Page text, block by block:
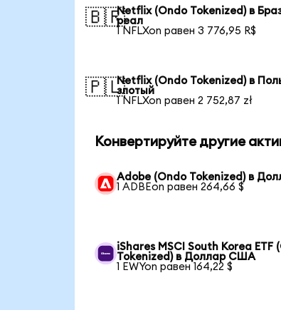
🇧🇷Netflix (Ondo Tokenized) в
реал
1 NFLXon равен 3 776,95 R$
🇵🇱Netflix (Ondo Tokenized) в
злотый
1 NFLXon равен 2 752,87 zł
Конвертируйте другие
Adobe (Ondo Tokenized) в
1 ADBEon равен 264,66 $
iShares MSCI South Korea ETF
Tokenized) в Доллар США
1 EWYon равен 164,22 $